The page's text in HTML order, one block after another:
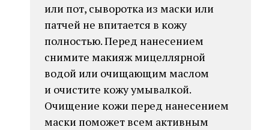
или пот, сыворотка из маски или
патчей не впитается в кожу
полностью. Перед нанесением
снимите макияж мицеллярной
водой или очищающим маслом
и очистите кожу умывалкой.
Очищение кожи перед нанесением
маски поможет всем активным